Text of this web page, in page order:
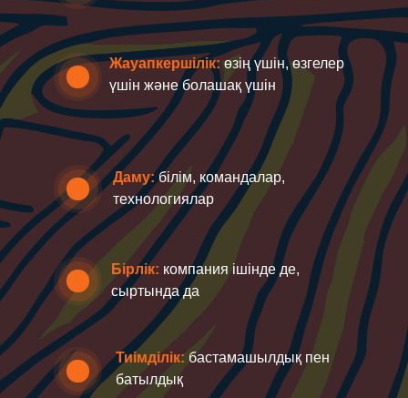
Даму: білім, командалар,
технологиялар
Бірлік: компания ішінде де,
сыртында да
Тиімділік: бастамашылдық пен
батылдық
Жауапкершілік:өзің үшін, өзгелер
үшін және болашақ үшін